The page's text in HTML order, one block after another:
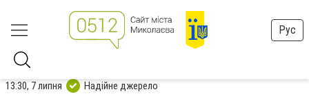
Рус
13:30, 7 липня Надійне джерело